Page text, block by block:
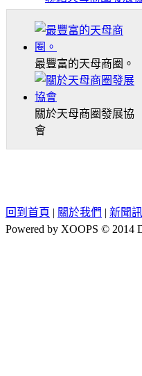
最豐富的天母商圈。
關於天母商圈發展協
會
回到首頁 | 關於我們 | 新聞
Powered by XOOPS © 2014